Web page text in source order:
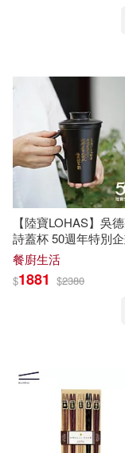
李如宴(1)
李小默等（主
李延國(1)
李會富(1)
杭州市蕭
物
杭間，吳光
中視視界(1)
亞神音樂(1)
人民交通出版
人民軍醫出
人民體育出版
北京出版社(1)
【陸寶LOHAS】吳
詩蓋杯 50週年特別
吳德亮 限量聯名 婉約
餐廚生活
$1881 $2380